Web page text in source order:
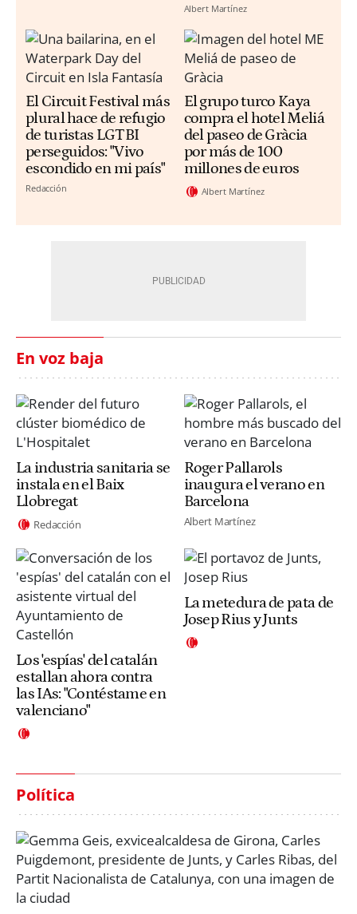
Albert Martínez
El Circuit Festival más
plural hace de refugio
de turistas LGTBI
perseguidos: "Vivo
escondido en mi país"
Redacción
El grupo turco Kaya
compra el hotel Meliá
del paseo de Gràcia
por más de 100
millones de euros
Albert Martínez
En voz baja
La industria sanitaria se
instala en el Baix
Llobregat
Redacción
Roger Pallarols
inaugura el verano en
Barcelona
Albert Martínez
Los 'espías' del catalán
estallan ahora contra
las IAs: "Contéstame en
valenciano"
La metedura de pata de
Josep Rius y Junts
Política